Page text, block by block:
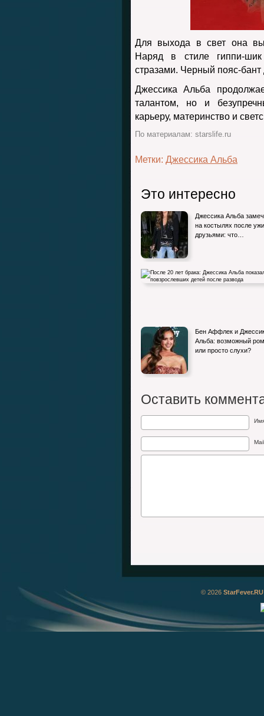
Для выхода в свет она
Наряд в стиле гиппи-
стразами. Черный пояс-бант
Джессика Альба
талантом, но и
карьеру, материнство и
По материалам: starslife.ru
Метки: Джессика Альба
Это интересно
Джессика Альба
на костылях после
друзьями: что…
После 20 лет брака: Джессика Альба
показала повзрослевших детей…
Бен Аффлек и
Альба: возможный
или просто слухи?
Оставить
© 2026 StarFever.RU